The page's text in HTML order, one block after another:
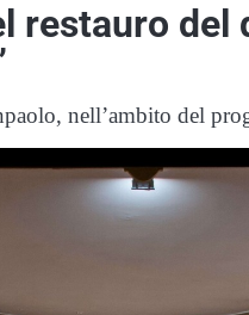
restauro del
nell’ambito del